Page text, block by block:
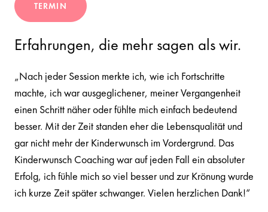
TERMIN
Erfahrungen, die mehr sagen als wir.
„Nach jeder Session merkte ich, wie ich Fortschritte
machte, ich war ausgeglichener, meiner Vergangenheit
einen Schritt näher oder fühlte mich einfach bedeutend
besser. Mit der Zeit standen eher die Lebensqualität und
gar nicht mehr der Kinderwunsch im Vordergrund. Das
Kinderwunsch Coaching war auf jeden Fall ein absoluter
Erfolg, ich fühle mich so viel besser und zur Krönung wurde
ich kurze Zeit später schwanger. Vielen herzlichen Dank!“